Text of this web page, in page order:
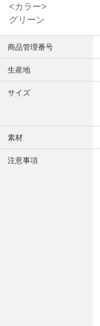
<カラー>
グリーン
商品管理番号
生産地
サイズ
素材
注意事項